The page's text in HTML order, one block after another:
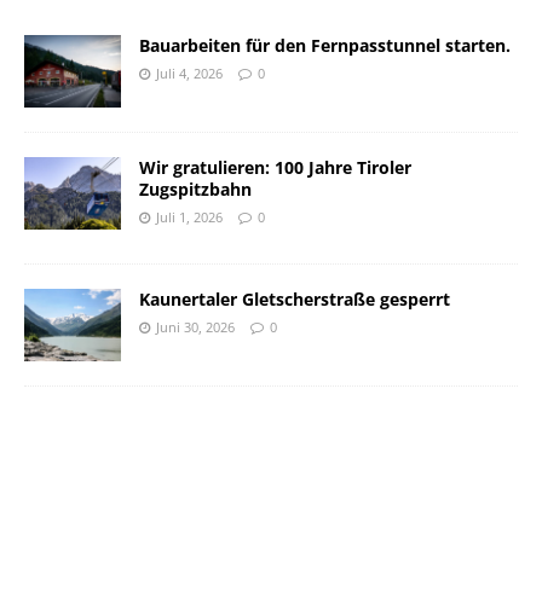
Bauarbeiten für den Fernpasstunnel starten.
Juli 4, 2026 0
Wir gratulieren: 100 Jahre Tiroler
Zugspitzbahn
Juli 1, 2026 0
Kaunertaler Gletscherstraße gesperrt
Juni 30, 2026 0